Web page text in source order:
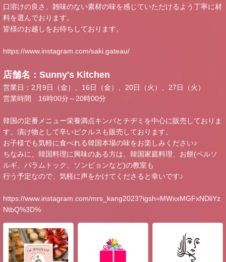
口溶けの良さ、雑味のない素材の味を感じていただけるよう丁寧に材
料を選んでおります。
皆様のお越しをお待ちしております。
https://www.instagram.com/saki.gateau/
店舗名：Sunny's Kitchen
営業日：2月9日（金）、16日（金）、20日（火）、27日（火）
営業時間 16時00分～20時00分
韓国の定番メニュー栄養満点キンパとチヂミを中心に販売しておりま
す。漬け物として辛いピクルスも販売しております。
お子様でも気軽に食べれる韓国本場の味をお楽しみください♪
ちなみに、韓国料理に興味のある方は、韓国家庭料理、お餅(ペルソ
ルギ、パラムトック、ソンピョンなど)の教室も
行う予定なので、気軽に声をかけてくださると幸いです♪
https://www.instagram.com/mrs_kang2023?igsh=MWxxMGFxNDliYz
NtbQ%3D%